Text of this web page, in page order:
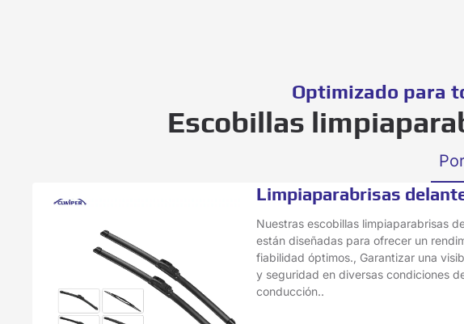
Optimizado para
Escobillas
Limpiaparabrisas
Nuestras escobillas limpiaparabrisas
están diseñadas para ofrecer un
fiabilidad óptimos., Garantizar una
y seguridad en diversas condiciones
conducción..